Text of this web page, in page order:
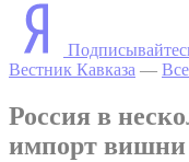
Вестник Кавказа —
Россия в
импорт вишни